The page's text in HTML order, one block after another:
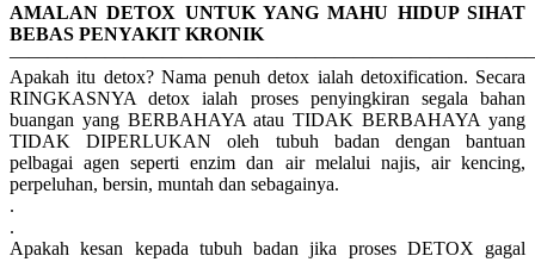
AMALAN DETOX UNTUK YANG MAHU HIDUP SIHAT
BEBAS PENYAKIT KRONIK
Apakah itu detox? Nama penuh detox ialah detoxification. Secara
RINGKASNYA detox ialah proses penyingkiran segala bahan
buangan yang BERBAHAYA atau TIDAK BERBAHAYA yang
TIDAK DIPERLUKAN oleh tubuh badan dengan bantuan
pelbagai agen seperti enzim dan air melalui najis, air kencing,
perpeluhan, bersin, muntah dan sebagainya.
.
.
Apakah kesan kepada tubuh badan jika proses DETOX gagal